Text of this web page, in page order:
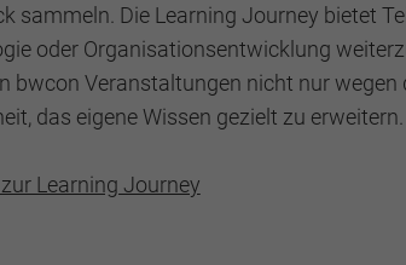
sammeln. Die Learning Journey bietet
oder Organisationsentwicklung
bwcon Veranstaltungen nicht nur
das eigene Wissen gezielt zu erweitern.
Learning Journey
Ablehnen